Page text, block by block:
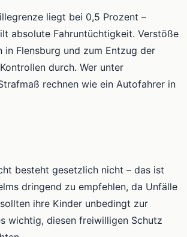
liegt bei 0,5 Prozent –
absolute Fahruntüchtigkeit. Verstöße
in Flensburg und zum Entzug der
durch. Wer unter
rechnen wie ein Autofahrer in
besteht gesetzlich nicht – das ist
dringend zu empfehlen, da Unfälle
ihre Kinder unbedingt zur
wichtig, diesen freiwilligen Schutz